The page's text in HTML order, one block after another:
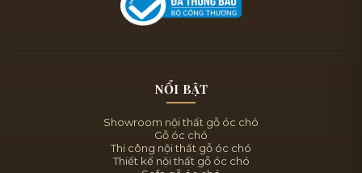
NỔI BẬT
Showroom nội thất gỗ óc chó
Gỗ óc chó
Thi công nội thất gỗ óc chó
Thiết kế nội thất gỗ óc chó